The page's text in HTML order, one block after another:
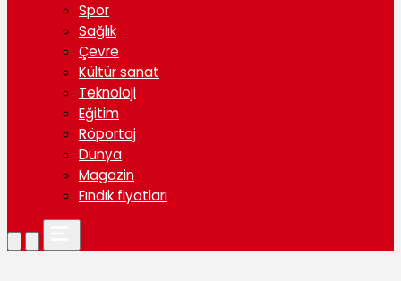
Spor
Sağlık
Çevre
Kültür sanat
Teknoloji
Eğitim
Röportaj
Dünya
Magazin
Fındık fiyatları